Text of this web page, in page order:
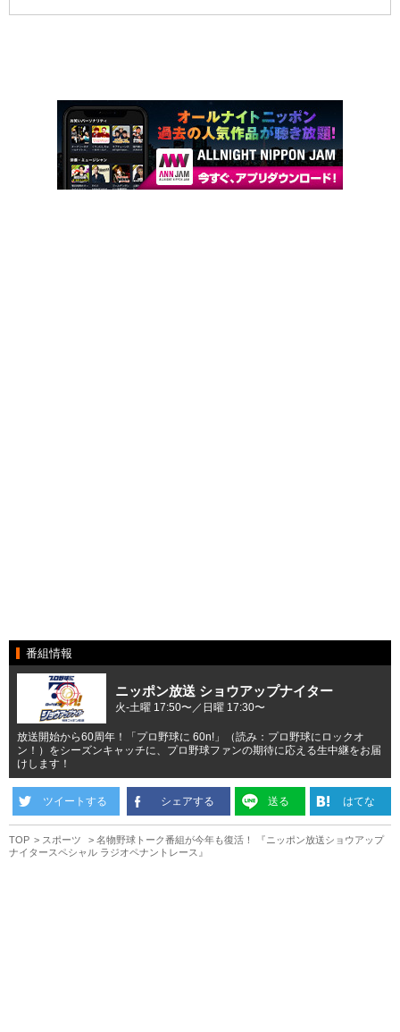
番組情報
ニッポン放送 ショウアップナイター
火-土曜 17:50〜／日曜 17:30〜
放送開始から60周年！「プロ野球に 60n!」（読み：プロ野球にロックオ
ン！）をシーズンキャッチに、プロ野球ファンの期待に応える生中継をお届
けします！
ツイートする シェアする 送る はてな
TOP スポーツ
名物野球トーク番組が今年も復活！ 『ニッポン放送ショウアップ
ナイタースペシャル ラジオペナントレース』